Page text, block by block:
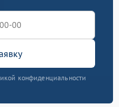
конфиденциальности